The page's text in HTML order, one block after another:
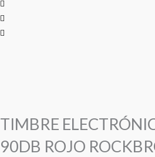
TIMBRE
90DB ROJO